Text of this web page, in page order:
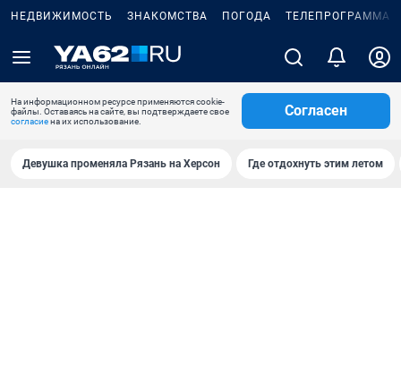
НЕДВИЖИМОСТЬ ЗНАКОМСТВА ПОГОДА ТЕЛЕПРОГРАММА
На информационном ресурсе применяются cookie-
файлы. Оставаясь на сайте, вы подтверждаете свое
согласиена их использование.
Согласен
Девушка променяла Рязань на Херсон Где отдохнуть этим летом